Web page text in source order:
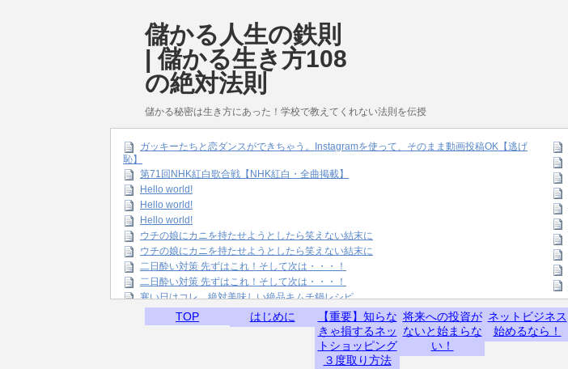
儲かる人生の鉄則
| 儲かる生き方108
の絶対法則
儲かる秘密は生き方にあった！学校で教えてくれない法則を伝授
ガッキーたちと恋ダンスができちゃう。Instagramを使って、そのまま動画投稿OK【逃げ
恥】
第71回NHK紅白歌合戦【NHK紅白・全曲掲載】
Hello world!
Hello world!
Hello world!
ウチの娘にカニを持たせようとしたら笑えない結末に
ウチの娘にカニを持たせようとしたら笑えない結末に
二日酔い対策 先ずはこれ！そして次は・・・！
二日酔い対策 先ずはこれ！そして次は・・・！
寒い日はコレ。絶対美味しい絶品キムチ鍋レシピ
TOP はじめに
【重要】知らな
きゃ損するネッ
トショッピング
３度取り方法
将来への投資が
ないと始まらな
い！
ネットビジネス
始めるなら！